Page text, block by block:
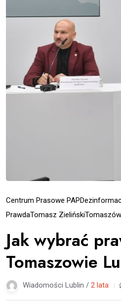
Centrum Prasowe PAP
PrawdaTomasz Zieliński
Jak wybrać
Tomaszowie
Wiadomości Lublin / 2 lata